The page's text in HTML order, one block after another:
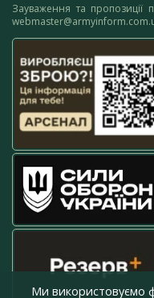
Зауваження та пропозиції
Ми використовуємо